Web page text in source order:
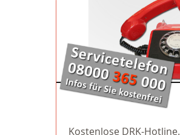
Kostenlose DRK-Hotline.